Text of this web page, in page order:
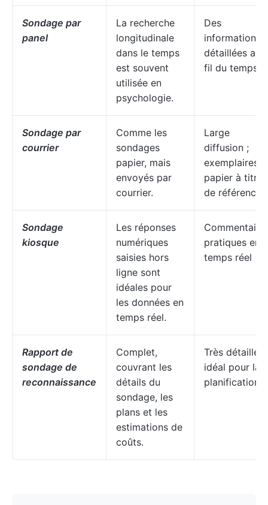
Sondage par
panel
La recherche
longitudinale
dans le temps
est souvent
utilisée en
psychologie.
Des
informations
détaillées au
fil du temps
Sondage par
courrier
Comme les
sondages
papier, mais
envoyés par
courrier.
Large
diffusion ;
exemplaires
papier à titre
de référence
Sondage
kiosque
Les réponses
numériques
saisies hors
ligne sont
idéales pour
les données en
temps réel.
pratiques en
temps réel
Rapport de
sondage de
reconnaissance
Complet,
couvrant les
détails du
sondage, les
plans et les
estimations de
coûts.
Très détaillé ;
idéal pour la
planification